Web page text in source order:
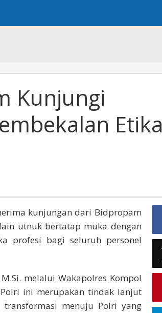
Kunjungi
Etika
kunjungan dari Bidpropam
utnuk bertatap muka dengan
profesi bagi seluruh personel
melalui Wakapolres Kompol
ini merupakan tindak lanjut
menuju Polri yang